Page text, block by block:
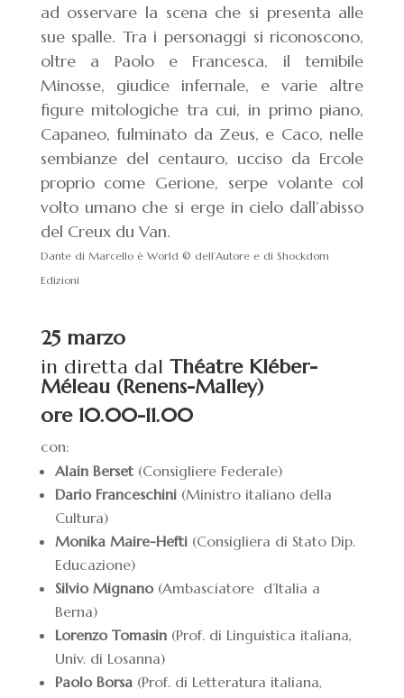
ad osservare la scena che si presenta alle
sue spalle. Tra i personaggi si riconoscono,
oltre a Paolo e Francesca, il temibile
Minosse, giudice infernale, e varie altre
figure mitologiche tra cui, in primo piano,
Capaneo, fulminato da Zeus, e Caco, nelle
sembianze del centauro, ucciso da Ercole
proprio come Gerione, serpe volante col
volto umano che si erge in cielo dall’abisso
del Creux du Van.
Dante di Marcello è World © dell’Autore e di Shockdom
Edizioni
25 marzo
in diretta dal Théatre Kléber-
Méleau(Renens-Malley)
ore 10.00-11.00
con:
Alain Berset (Consigliere Federale)
Dario Franceschini (Ministro italiano della
Cultura)
Monika Maire-Hefti (Consigliera di Stato Dip.
Educazione)
Silvio Mignano(Ambasciatore d’Italia a
Berna)
Lorenzo Tomasin(Prof. di Linguistica italiana,
Univ. di Losanna)
Paolo Borsa(Prof. di Letteratura italiana,